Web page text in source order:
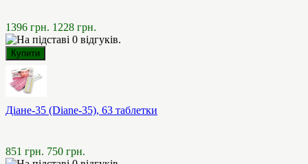
1396 грн. 1228 грн.
Діане-35 (Diane-35), 63 таблетки
851 грн. 750 грн.